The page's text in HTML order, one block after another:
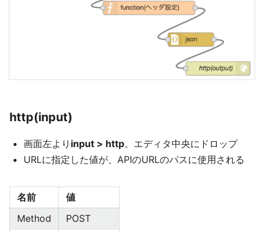
http(input)
画面左より input > http。エディタ中央にドロップ
URLに指定した値が、APIのURLのパスに使用される
名前
値
Method
POST